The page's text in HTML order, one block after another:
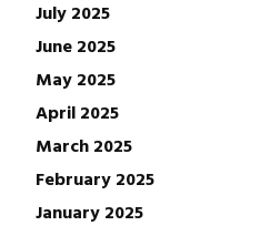
July 2025
June 2025
May 2025
April 2025
March 2025
February 2025
January 2025